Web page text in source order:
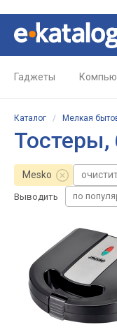
Гаджеты
Каталог / Мелкая
Mesko
Выводить по